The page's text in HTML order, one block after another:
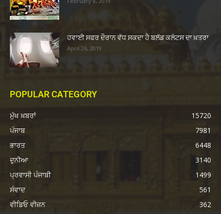
ਹਵਾਈ ਸਫਰ ਦੌਰਾਨ ਵੱਧ ਸਕਦਾ ਹੈ ਬਲੱਡ ਕਲੋਟਸ ਦਾ ਖ਼ਤਰਾ
April 26, 2019
POPULAR CATEGORY
ਮੁੱਖ ਖ਼ਬਰਾਂ
15720
ਪੰਜਾਬ
7981
ਭਾਰਤ
6448
ਦੁਨੀਆ
3140
ਪ੍ਰਵਾਸੀ ਪੰਜਾਬੀ
1499
ਸੰਵਾਦ
561
ਵੀਡਿਓ ਵੀਜ਼ਨ
362